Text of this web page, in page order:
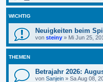
WICHTIG
Neuigkeiten beim
von steiny » Mi Jun 25,
THEMEN
Betrajahr 2026:
von Sanjein » Sa Aug 08,